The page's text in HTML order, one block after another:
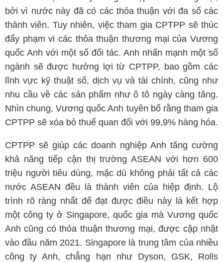
bởi vì nước này đã có các thỏa thuận với đa số các
thành viên. Tuy nhiên, việc tham gia CPTPP sẽ thúc
đẩy phạm vi các thỏa thuận thương mại của Vương
quốc Anh với một số đối tác. Anh nhấn mạnh một số
ngành sẽ được hưởng lợi từ CPTPP, bao gồm các
lĩnh vực kỹ thuật số, dịch vụ và tài chính, cũng như
nhu cầu về các sản phẩm như ô tô ngày càng tăng.
Nhìn chung, Vương quốc Anh tuyên bố rằng tham gia
CPTPP sẽ xóa bỏ thuế quan đối với 99,9% hàng hóa.
CPTPP sẽ giúp các doanh nghiệp Anh tăng cường
khả năng tiếp cận thị trường ASEAN với hơn 600
triệu người tiêu dùng, mặc dù không phải tất cả các
nước ASEAN đều là thành viên của hiệp định. Lộ
trình rõ ràng nhất để đạt được điều này là kết hợp
một công ty ở Singapore, quốc gia mà Vương quốc
Anh cũng có thỏa thuận thương mại, được cập nhật
vào đầu năm 2021. Singapore là trung tâm của nhiều
công ty Anh, chẳng hạn như Dyson, GSK, Rolls